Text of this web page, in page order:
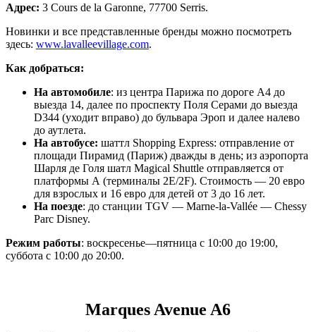
Адрес: 3 Cours de la Garonne, 77700 Serris.
Новинки и все представленные бренды можно посмотреть
здесь: www.lavalleevillage.com.
Как добраться:
На автомобиле: из центра Парижа по дороге А4 до
выезда 14, далее по проспекту Поля Серами до выезда
D344 (уходит вправо) до бульвара Эроп и далее налево
до аутлета.
На автобусе: шаттл Shopping Express: отправление от
площади Пирамид (Париж) дважды в день; из аэропорта
Шарля де Голя шатл Magical Shuttle отправляется от
платформы А (терминалы 2E/2F). Стоимость — 20 евро
для взрослых и 16 евро для детей от 3 до 16 лет.
На поезде: до станции TGV — Marne-la-Vallée — Chessy
Parc Disney.
Режим работы: воскресенье—пятница с 10:00 до 19:00,
суббота с 10:00 до 20:00.
Marques Avenue A6